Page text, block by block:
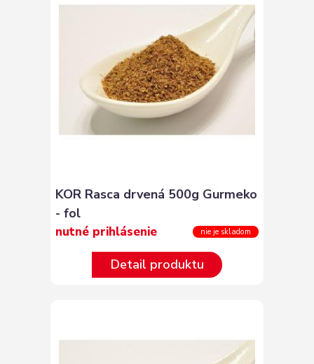
KOR Rasca drvená 500g Gurmeko
- fol
nutné prihlásenie nie je skladom
Detail produktu